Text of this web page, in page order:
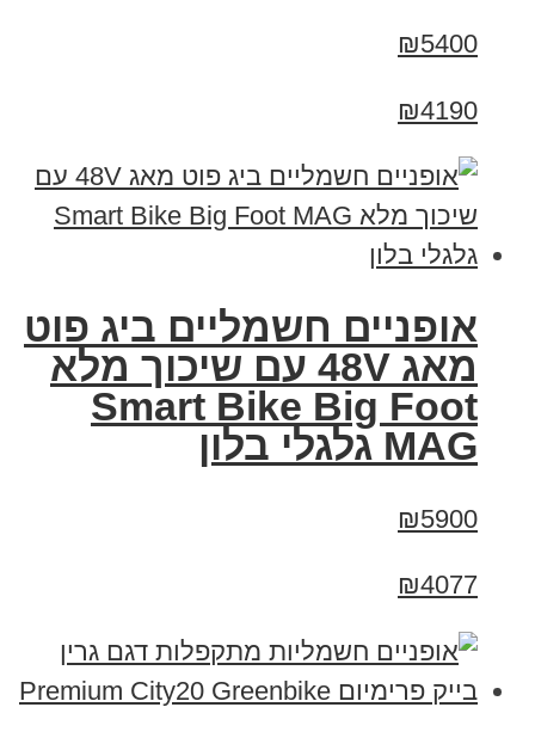
₪5400
₪4190
אופניים חשמליים ביג פוט
מאג 48V עם שיכוך מלא
Smart Bike Big Foot
MAG גלגלי בלון
₪5900
₪4077